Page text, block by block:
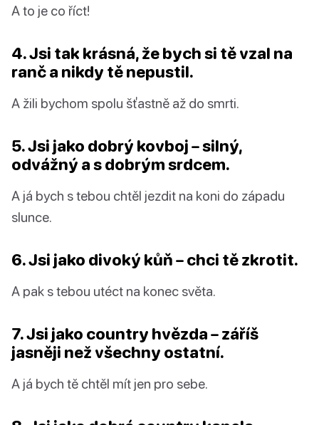
A to je co říct!
4. Jsi tak krásná, že bych si tě vzal na
ranč a nikdy tě nepustil.
A žili bychom spolu šťastně až do smrti.
5. Jsi jako dobrý kovboj – silný,
odvážný a s dobrým srdcem.
A já bych s tebou chtěl jezdit na koni do západu
slunce.
6. Jsi jako divoký kůň – chci tě zkrotit.
A pak s tebou utéct na konec světa.
7. Jsi jako country hvězda – záříš
jasněji než všechny ostatní.
A já bych tě chtěl mít jen pro sebe.